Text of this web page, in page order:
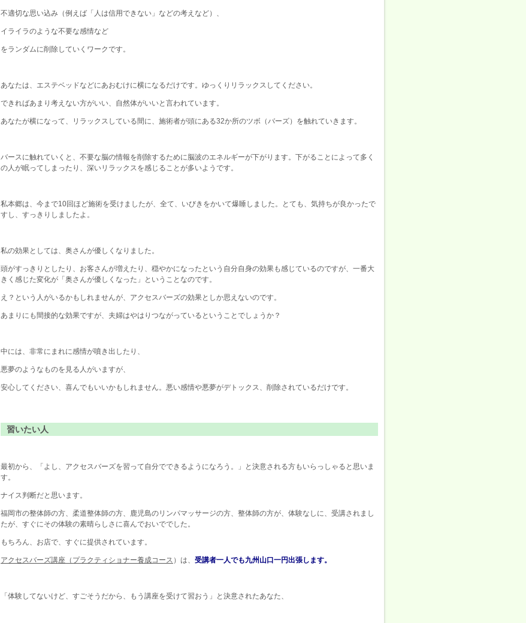
不適切な思い込み（例えば「人は信用できない」などの考えなど）、
イライラのような不要な感情など
をランダムに削除していくワークです。
あなたは、エステベッドなどにあおむけに横になるだけです。ゆっくりリラックスしてください。
できればあまり考えない方がいい、自然体がいいと言われています。
あなたが横になって、リラックスしている間に、施術者が頭にある32か所のツボ（バーズ）を触れていきます。
バースに触れていくと、不要な脳の情報を削除するために脳波のエネルギーが下がります。下がることによって多く
の人が眠ってしまったり、深いリラックスを感じることが多いようです。
私本郷は、今まで10回ほど施術を受けましたが、全て、いびきをかいて爆睡しました。とても、気持ちが良かったで
すし、すっきりしましたよ。
私の効果としては、奥さんが優しくなりました。
頭がすっきりとしたり、お客さんが増えたり、穏やかになったという自分自身の効果も感じているのですが、一番大
きく感じた変化が「奥さんが優しくなった」ということなのです。
え？という人がいるかもしれませんが、アクセスバーズの効果としか思えないのです。
あまりにも間接的な効果ですが、夫婦はやはりつながっているということでしょうか？
中には、非常にまれに感情が噴き出したり、
悪夢のようなものを見る人がいますが、
安心してください、喜んでもいいかもしれません。悪い感情や悪夢がデトックス、削除されているだけです。
習いたい人
最初から、「よし、アクセスバーズを習って自分でできるようになろう。」と決意される方もいらっしゃると思いま
す。
ナイス判断だと思います。
福岡市の整体師の方、柔道整体師の方、鹿児島のリンパマッサージの方、整体師の方が、体験なしに、受講されまし
たが、すぐにその体験の素晴らしさに喜んでおいででした。
もちろん、お店で、すぐに提供されています。
アクセスバーズ講座（プラクティショナー養成コース ）は、 受講者一人でも九州山口一円出張します。
「体験してないけど、すごそうだから、もう講座を受けて習おう」と決意されたあなた、